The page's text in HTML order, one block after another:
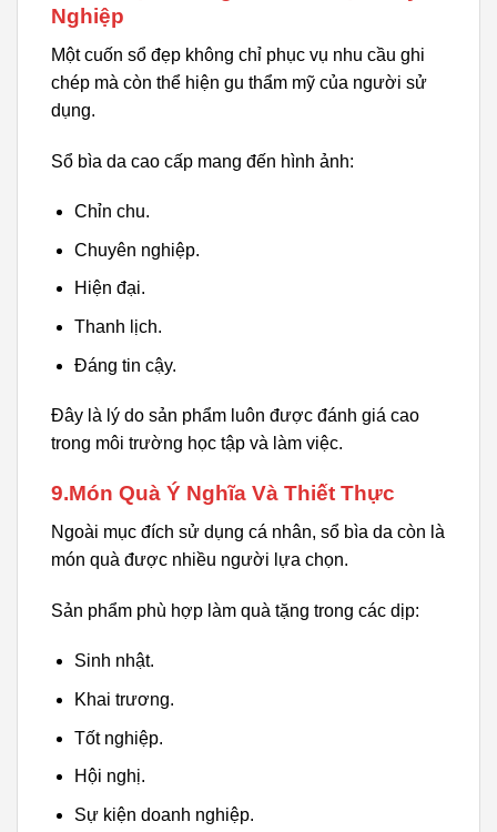
Nghiệp
Một cuốn sổ đẹp không chỉ phục vụ nhu cầu ghi
chép mà còn thể hiện gu thẩm mỹ của người sử
dụng.
Sổ bìa da cao cấp mang đến hình ảnh:
Chỉn chu.
Chuyên nghiệp.
Hiện đại.
Thanh lịch.
Đáng tin cậy.
Đây là lý do sản phẩm luôn được đánh giá cao
trong môi trường học tập và làm việc.
9.Món Quà Ý Nghĩa Và Thiết Thực
Ngoài mục đích sử dụng cá nhân, sổ bìa da còn là
món quà được nhiều người lựa chọn.
Sản phẩm phù hợp làm quà tặng trong các dịp:
Sinh nhật.
Khai trương.
Tốt nghiệp.
Hội nghị.
Sự kiện doanh nghiệp.